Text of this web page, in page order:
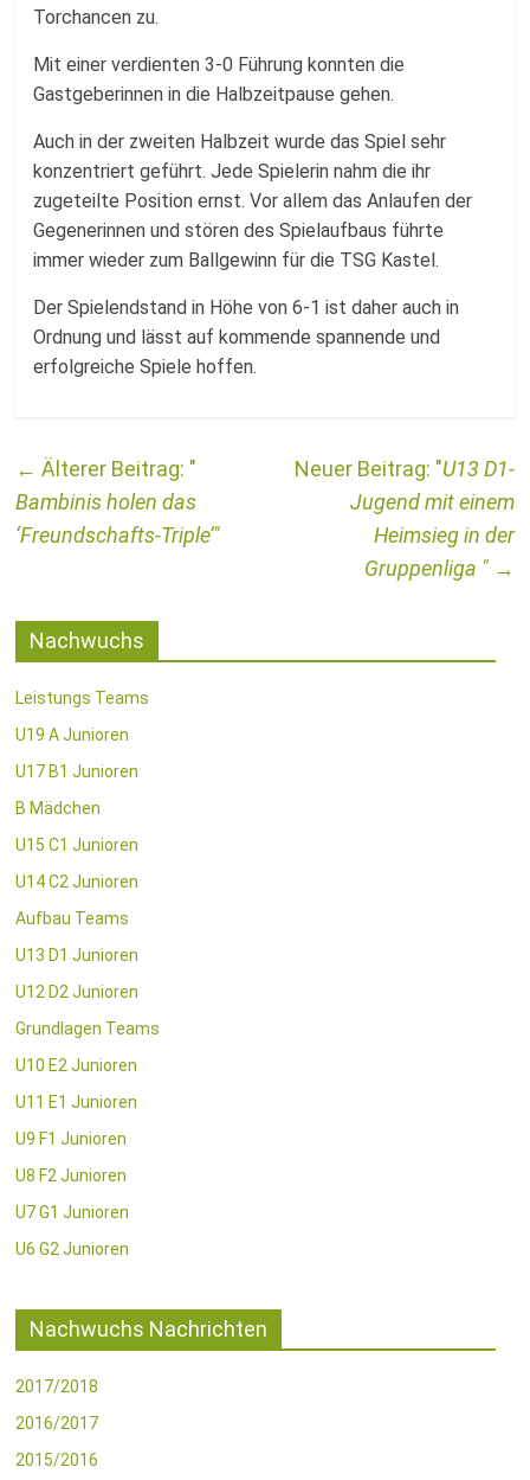
Torchancen zu.
Mit einer verdienten 3-0 Führung konnten die
Gastgeberinnen in die Halbzeitpause gehen.
Auch in der zweiten Halbzeit wurde das Spiel sehr
konzentriert geführt. Jede Spielerin nahm die ihr
zugeteilte Position ernst. Vor allem das Anlaufen der
Gegenerinnen und stören des Spielaufbaus führte
immer wieder zum Ballgewinn für die TSG Kastel.
Der Spielendstand in Höhe von 6-1 ist daher auch in
Ordnung und lässt auf kommende spannende und
erfolgreiche Spiele hoffen.
←
Bambinis holen das
‘Freundschafts-Triple’
U13 D1-
Jugend mit einem
Heimsieg in der
Gruppenliga
→
Nachwuchs
Leistungs Teams
U19 A Junioren
U17 B1 Junioren
B Mädchen
U15 C1 Junioren
U14 C2 Junioren
Aufbau Teams
U13 D1 Junioren
U12 D2 Junioren
Grundlagen Teams
U10 E2 Junioren
U11 E1 Junioren
U9 F1 Junioren
U8 F2 Junioren
U7 G1 Junioren
U6 G2 Junioren
Nachwuchs Nachrichten
2017/2018
2016/2017
2015/2016